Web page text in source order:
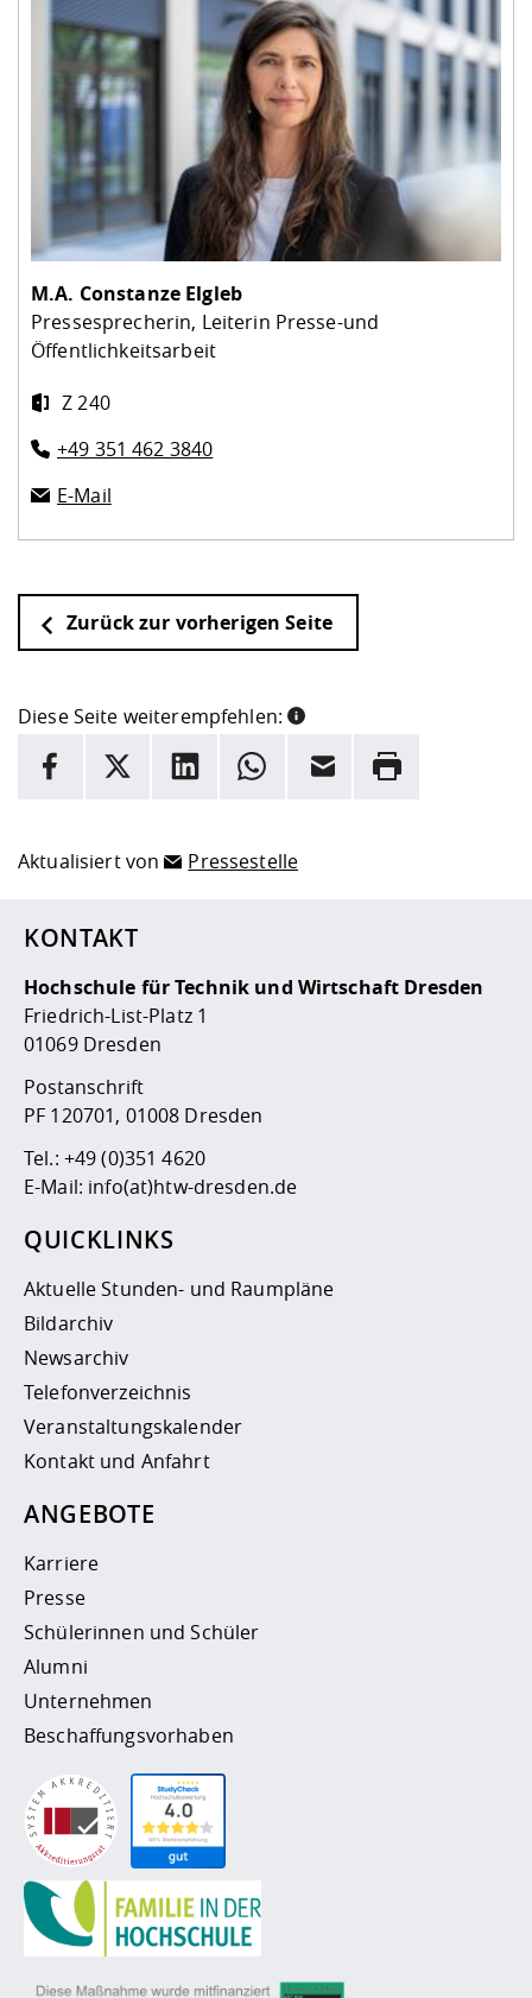
M.A. Constanze Elgleb
Pressesprecherin, Leiterin Presse-und
Öffentlichkeitsarbeit
Z 240
+49 351 462 3840
E-Mail
Zurück zur vorherigen Seite
Diese Seite weiterempfehlen:
INFORMATION
Facebook
X LinkedInWhatsappE-Mail Drucken
Aktualisiert von Pressestelle
KONTAKT
Hochschule für Technik und Wirtschaft Dresden
Friedrich-List-Platz 1
01069 Dresden
Postanschrift
PF 120701, 01008 Dresden
Tel.: +49 (0)351 4620
E-Mail: info(at)htw-dresden.de
QUICKLINKS
Aktuelle Stunden- und Raumpläne
Bildarchiv
Newsarchiv
Telefonverzeichnis
Veranstaltungskalender
Kontakt und Anfahrt
ANGEBOTE
Karriere
Presse
Schülerinnen und Schüler
Alumni
Unternehmen
Beschaffungsvorhaben